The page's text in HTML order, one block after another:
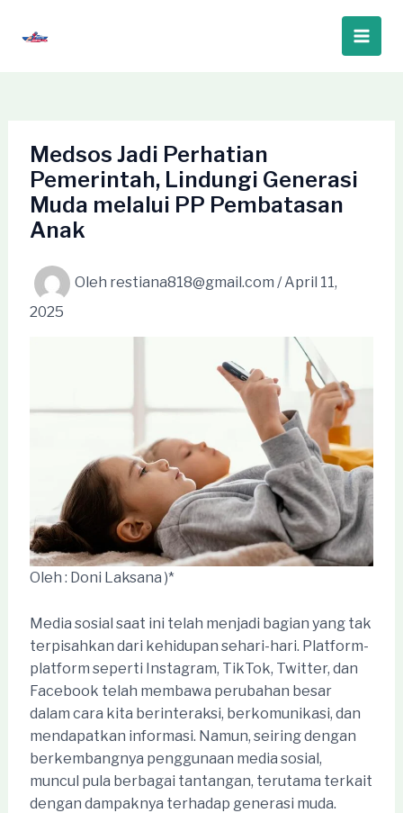
Main
Medsos Jadi Perhatian
Pemerintah, Lindungi Generasi
Muda melalui PP Pembatasan
Anak
Oleh restiana818@gmail.com /April 11,
2025
Oleh : Doni Laksana )*
Media sosial saat ini telah menjadi bagian yang tak
terpisahkan dari kehidupan sehari-hari. Platform-
platform seperti Instagram, TikTok, Twitter, dan
Facebook telah membawa perubahan besar
dalam cara kita berinteraksi, berkomunikasi, dan
mendapatkan informasi. Namun, seiring dengan
berkembangnya penggunaan media sosial,
muncul pula berbagai tantangan, terutama terkait
dengan dampaknya terhadap generasi muda.